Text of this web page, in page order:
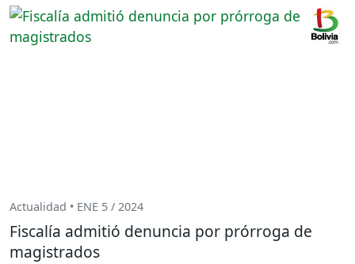
Actualidad • ENE 5 / 2024
Fiscalía admitió denuncia por prórroga de
magistrados